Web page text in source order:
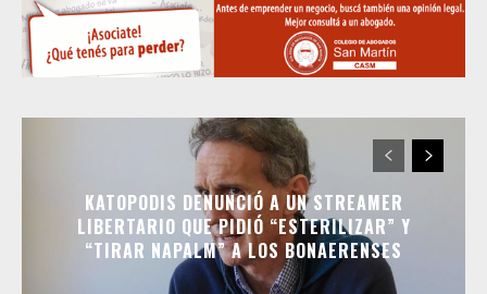
KATOPODIS DENUNCIÓ A UN STREAMER
LIBERTARIO QUE PIDIÓ “ESTERILIZAR” Y
“TIRAR NAPALM” A LOS BONAERENSES